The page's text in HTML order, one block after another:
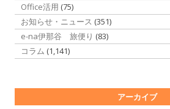
Office活用 (75)
お知らせ・ニュース (351)
e-na伊那谷 旅便り (83)
コラム (1,141)
アーカイブ